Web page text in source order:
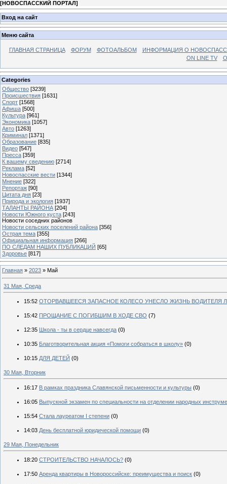
[НОВОСПАССКИЙ ПОРТАЛ]
Вход на сайт
Меню сайта
ГЛАВНАЯ СТРАНИЦА ФОРУМ ФОТОАЛЬБОМ
ИНФОРМАЦИЯ О
ON LINE TV
Categories
Общество [3239]
Происшествия [1631]
Спорт [1568]
Афиша [500]
Культура [961]
Экономика [1057]
Авто [1263]
Криминал [1371]
Образование [835]
Видео [547]
Пресса [359]
К вашему сведению [2714]
Реклама [52]
Новоспасские вести [1344]
Мнение [322]
Репортаж [90]
Цитата дня [23]
Природа и экология [1937]
ТАЛАНТЫ РАЙОНА [204]
Новости Южного куста [243]
Новости соседних районов
Новости сельских поселений района [356]
Острая тема [355]
Официальная информация [266]
ПО СЛЕДАМ НАШИХ ПУБЛИКАЦИЙ [65]
Здоровье [817]
Главная » 2023 » Май
31 Мая, Среда
15:52 ОТОРВАВШЕЕСЯ ЗАПАСНОЕ КОЛЕСО УНЕСЛО ЖИЗНЬ ВОДИТЕЛЯ
15:42 ПРОЩАНИЕ С ПОГИБШИМ В ХОДЕ СВО (7)
12:35 Школа - ты в сердце навсегда (0)
10:35 Благотворительная акция «Помоги собраться в школу» (0)
10:15 ДЛЯ ДЕТЕЙ (0)
30 Мая, Вторник
16:17 В рамках праздника Славянской письменности и культуры (0)
16:05 Выпускной экзамен по специальности на отделении народных
15:54 Стала лауреатом I степени (0)
14:03 День бесплатной юридической помощи (0)
29 Мая, Понедельник
18:20 СТРОИТЕЛЬСТВО НАЧАЛОСЬ? (0)
17:50 Аренда квартиры в Новороссийске: преимущества и поиск (0)